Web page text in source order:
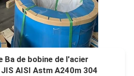
Ba de bobine de l'acier
AISI Astm A240m 304